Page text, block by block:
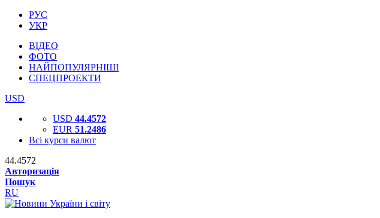
РУС
УКР
ВІДЕО
ФОТО
НАЙПОПУЛЯРНІШІ
СПЕЦПРОЕКТИ
USD
USD 44.4572
EUR 51.2486
Всі курси валют
44.4572
Авторизація
Пошук
RU